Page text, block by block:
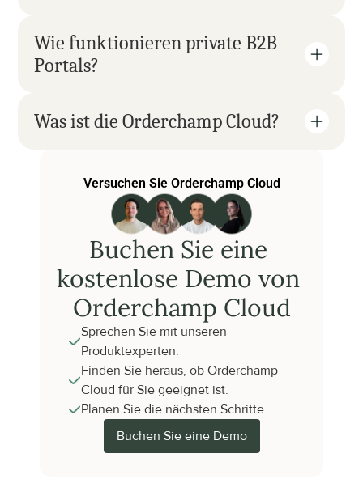
Wie funktionieren private B2B
Portals?
Was ist die Orderchamp Cloud?
Versuchen Sie Orderchamp Cloud
Buchen Sie eine
kostenlose Demo von
Orderchamp Cloud
Sprechen Sie mit unseren
Produktexperten.
Finden Sie heraus, ob Orderchamp
Cloud für Sie geeignet ist.
Planen Sie die nächsten Schritte.
Buchen Sie eine Demo